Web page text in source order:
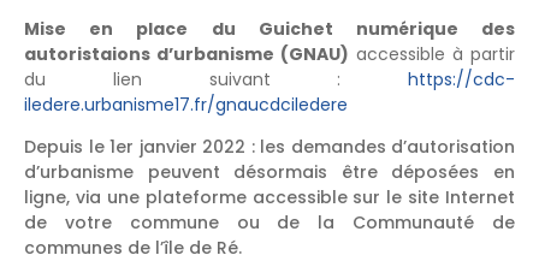
Mise en place du Guichet numérique des
autoristaions d’urbanisme (GNAU) accessible à partir
du lien suivant : https://cdc-
iledere.urbanisme17.fr/gnaucdciledere
Depuis le 1er janvier 2022 : les demandes d’autorisation
d’urbanisme peuvent désormais être déposées en
ligne, via une plateforme accessible sur le site Internet
de votre commune ou de la Communauté de
communes de l’île de Ré.